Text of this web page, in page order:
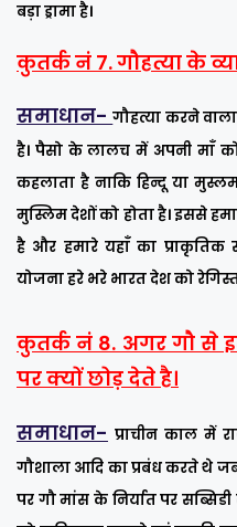
बड़ा ड्रामा है।
कुतर्क नं 7. गौहत्या के
समाधान-गौहत्या करने
है। पैसो के लालच में अपनी माँ को
कहलाता है नाकि हिन्दू या
मुस्लिम देशों को होता है। इससे
है और हमारे यहाँ का
योजना हरे भरे भारत देश को
कुतर्क नं 8. अगर गौ से
पर क्यों छोड़ देते है।
समाधान- प्राचीन काल में
गौशाला आदि का प्रबंध करते थे
पर गौ मांस के निर्यात पर